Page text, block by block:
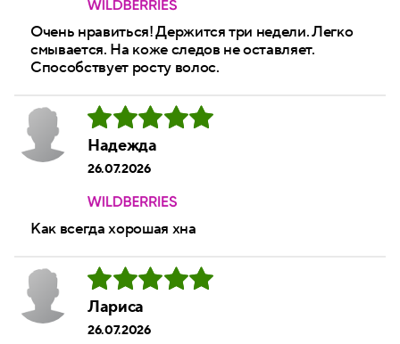
Очень нравиться! Держится три недели. Легко
смывается. На коже следов не оставляет.
Способствует росту волос.
Надежда
26.07.2026
Как всегда хорошая хна
Лариса
26.07.2026